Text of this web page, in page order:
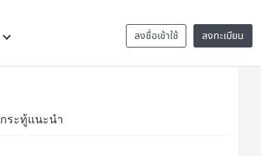
ลงชื่อเข้าใช้ ลงทะเบียน
กระทู้แนะนำ